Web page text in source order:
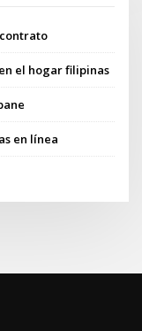
el hogar filipinas
en línea